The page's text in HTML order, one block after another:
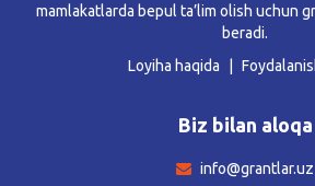
mamlakatlarda bepul ta’lim olish uchun
beradi.
Loyiha haqida
Biz bilan aloqa
info@grantlar.uz